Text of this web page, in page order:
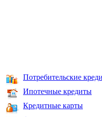
Потребительские
Ипотечные кредиты
Кредитные карты